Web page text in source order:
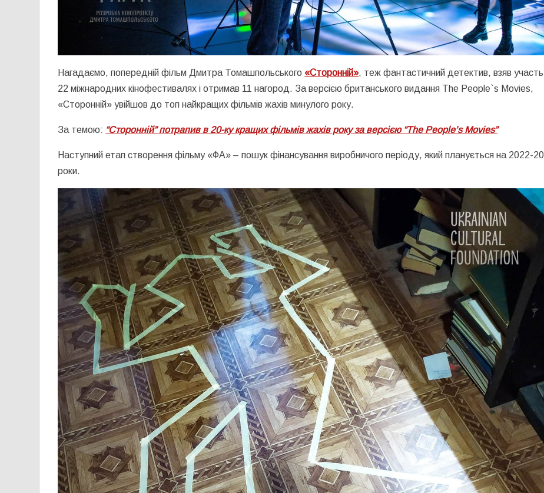
Нагадаємо, попередній фільм Дмитра Томашпольського «Сторонній», теж фантастичний детектив, взяв
22 міжнародних кінофестивалях і отримав 11 нагород. За версією британського видання The People`s Movies,
«Сторонній» увійшов до топ найкращих фільмів жахів минулого року.
За темою: “Сторонній” потрапив в 20-ку кращих фільмів жахів року за версією “The People’s Movies”
Наступний етап створення фільму «ФА» – пошук фінансування виробничого періоду, який планується на 2022-
роки.